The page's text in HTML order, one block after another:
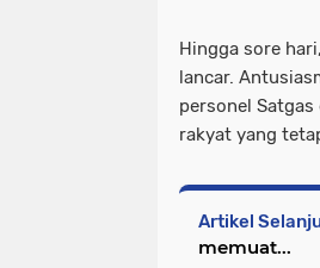
Hingga sore
lancar.
personel
rakyat yang
Artikel
memuat...